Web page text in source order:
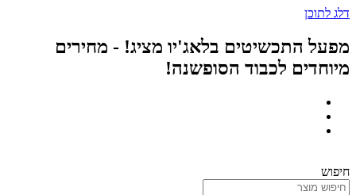
דלג לתוכן
מפעל התכשיטים בלאג'יו מציג! - מחירים
מיוחדים לכבוד הסופשנה!
חיפוש